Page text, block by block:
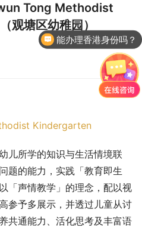
Tong Methodist
塘区幼稚园）
Kindergarten
儿所学的知识与生活情境联
题的能力，实践「教育即生
「声情教学」的理念，配以视
参予多展示，并透过儿童从讨
共通能力、活化思考及丰富语
能办理香港身份吗？